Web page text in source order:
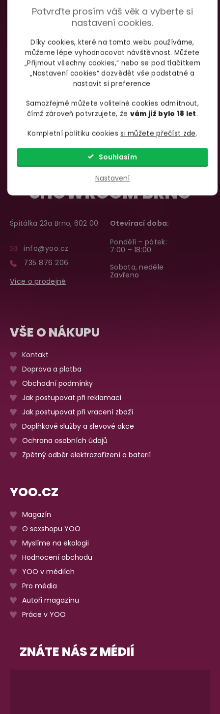
Potvrďte prosím váš věk a vyberte si
nastavení cookies.
Díky cookies, které na tomto webu používáme,
můžeme lépe vyhodnocovat návštěvnost. Můžete
„Přijmout všechny cookies,“ nebo se pod tlačítkem
„Nastavení cookies“ dozvědět vše podstatné a
nastavit si preference.
Samozřejmě můžete volitelné cookies odmítnout,
čímž zároveň potvrzujete, že vám již bylo 18 let.
Kompletní politiku cookiessi můžete přečíst zde.
Nastavení
Souhlasím
SHOWROOM BRNO
Špitálka 23a Brno, 602 00
info@yoo.cz
735 876 206
Více o prodejně
Otevírací doba:
Pondělí – pátek:
7:00 – 18:00
Sobota, neděle
Zavřeno
VŠE O NÁKUPU
Kontakt
Doprava a platba
Obchodní podmínky
Jak postupovat při reklamaci
Jak postupovat při vracení zboží
Doplňkové služby a slevové akce
Ochrana osobních údajů
Zpětný odběr elektrozařízení a baterií
YOO.CZ
Magazín
O sexshopu YOO
Myslíme na ekologii
Hodnocení obchodu
YOO v médiích
Pro média
Autoři magazínu
Práce v YOO
ZNÁTE NÁS Z MÉDIÍ